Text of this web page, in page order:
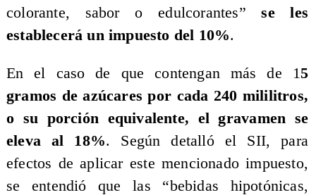
colorante, sabor o edulcorantes”se les
establecerá un impuesto del 10%.
En el caso de que contengan más de 15
gramos de azúcares por cada 240 mililitros,
o su porción equivalente, el gravamen se
eleva al 18%.​ Según detalló el SII, para
efectos de aplicar este mencionado impuesto,
se entendió que las “bebidas hipotónicas,